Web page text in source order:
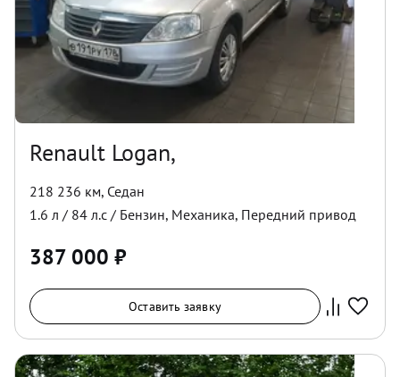
Renault Logan,
218 236 км, Седан
1.6 л / 84 л.с / Бензин, Механика, Передний привод
387 000 ₽
Оставить заявку